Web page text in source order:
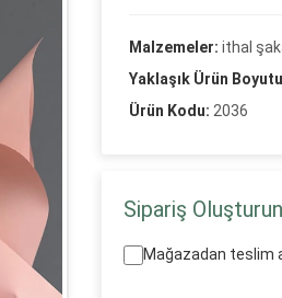
Malzemeler: ithal
Yaklaşık Ürün
Ürün Kodu: 2036
Sipariş
Mağazadan teslim